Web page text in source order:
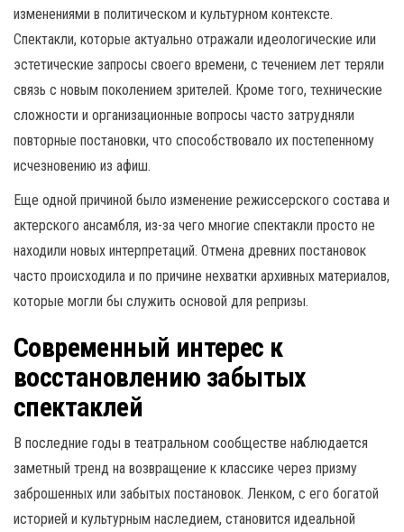
изменениями в политическом и культурном контексте.
Спектакли, которые актуально отражали идеологические или
эстетические запросы своего времени, с течением лет теряли
связь с новым поколением зрителей. Кроме того, технические
сложности и организационные вопросы часто затрудняли
повторные постановки, что способствовало их постепенному
исчезновению из афиш.
Еще одной причиной было изменение режиссерского состава и
актерского ансамбля, из-за чего многие спектакли просто не
находили новых интерпретаций. Отмена древних постановок
часто происходила и по причине нехватки архивных материалов,
которые могли бы служить основой для репризы.
Современный интерес к
восстановлению забытых
спектаклей
В последние годы в театральном сообществе наблюдается
заметный тренд на возвращение к классике через призму
заброшенных или забытых постановок. Ленком, с его богатой
историей и культурным наследием, становится идеальной